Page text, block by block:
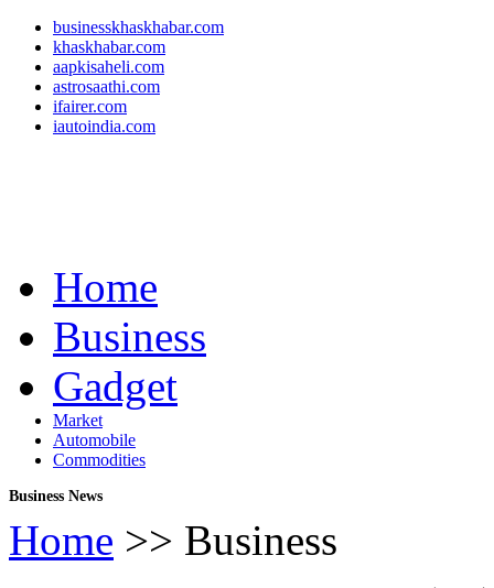
businesskhaskhabar.com
khaskhabar.com
aapkisaheli.com
astrosaathi.com
ifairer.com
iautoindia.com
Home
Business
Gadget
Market
Automobile
Commodities
Business News
Home >> Business